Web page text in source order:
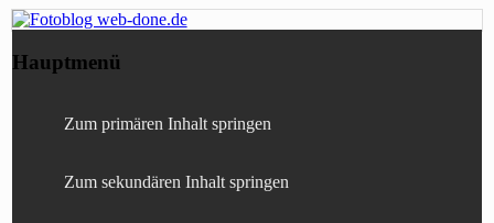
Fotoblog web-done.de
Canon, Nikon, Sony
Hauptmenü
Zum primären Inhalt springen
Zum sekundären Inhalt springen